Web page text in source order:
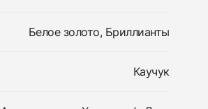
Белое золото, Бриллианты
Каучук